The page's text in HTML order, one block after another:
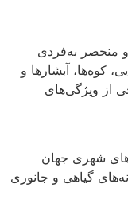
و منحصر به‌فردی
کوه‌ها، آبشارها و
از ویژگی‌های
شهری جهان
گیاهی و جانوری